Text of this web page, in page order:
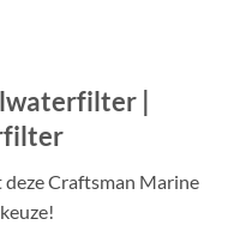
|
Craftsman Marine